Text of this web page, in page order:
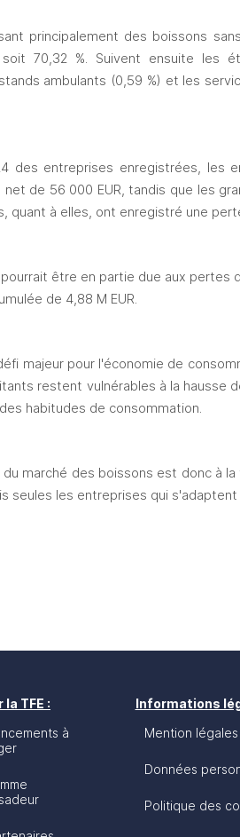
principalement des boissons
70,32 %. Suivent ensuite les
ambulants (0,59 %) et les
des entreprises enregistrées, les
de 56 000 EUR, tandis que les
quant à elles, ont enregistré une
être en partie due aux
de 4,88 M EUR.
majeur pour l'économie de
restent vulnérables à la hausse
habitudes de consommation.
marché des boissons est donc à
seules les entreprises qui
TFE :
à
Informations
Mention légales
Données
Politique des